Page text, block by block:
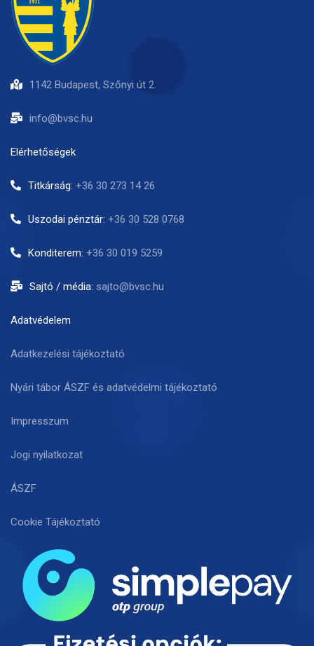
1142 Budapest, Szőnyi út 2.
info@bvsc.hu
Elérhetőségek
Titkárság: +36 30 273 14 26
Uszodai pénztár: +36 30 528 0768
Konditerem: +36 30 019 5259
Sajtó / média: sajto@bvsc.hu
Adatvédelem
Adatkezelési tájékoztató
Nyári tábor ÁSZF és adatvédelmi tájékoztató
Impresszum
Jogi nyilatkozat
ÁSZF
Cookie Tájékoztató